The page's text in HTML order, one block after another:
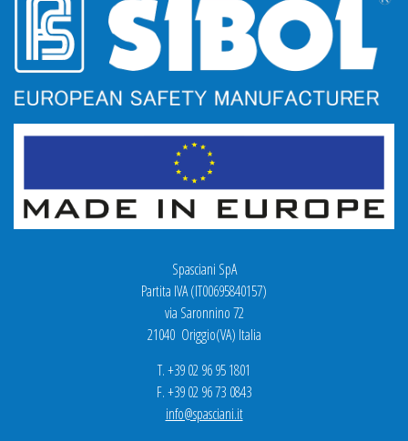
Spasciani SpA
Partita IVA (IT00695840157)
via Saronnino 72
21040 Origgio(VA) Italia
T. +39 02 96 95 1801
F. +39 02 96 73 0843
info@spasciani.it